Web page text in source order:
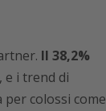
Il 38,2%
e i trend di
colossi come